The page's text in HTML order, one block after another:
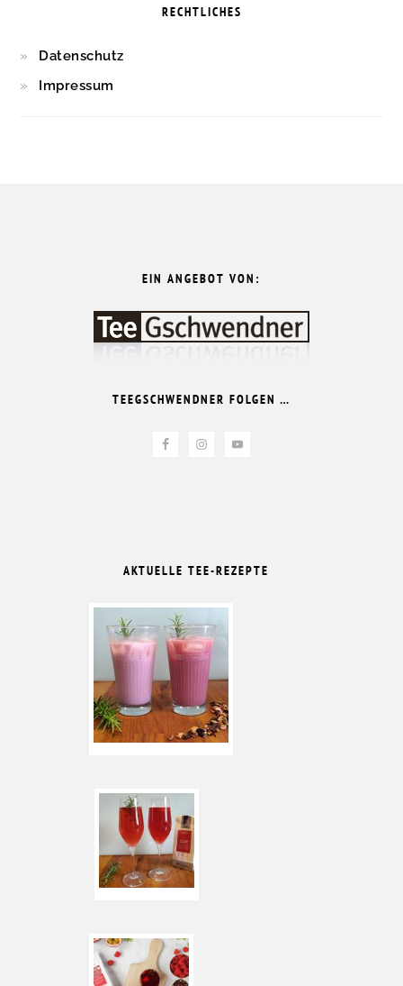
RECHTLICHES
Datenschutz
Impressum
EIN ANGEBOT VON:
TEEGSCHWENDNER FOLGEN …
AKTUELLE TEE-REZEPTE